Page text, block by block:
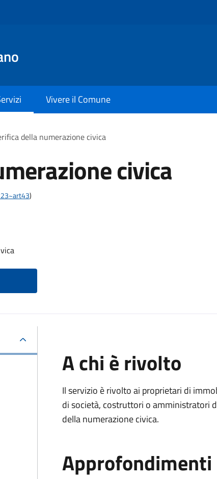
Vivere il Comune
della numerazione civica
civica
)
A chi è rivolto
Il servizio è rivolto ai proprietari di
di società, costruttori o amministratori
della numerazione civica.
Approfondimenti